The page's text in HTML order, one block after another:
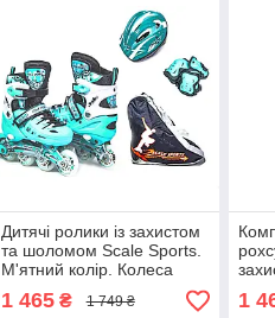
Дитячі ролики із захистом
та шоломом Scale Sports.
М'ятний колір. Колеса
поліуретанові. Розмір 29-
33
1 465₴ 1 749 ₴
29-
1